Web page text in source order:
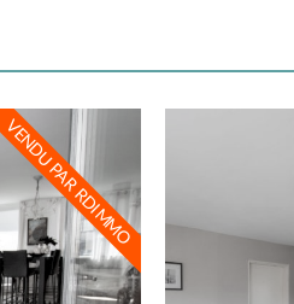
VENDU PAR RDIMMO